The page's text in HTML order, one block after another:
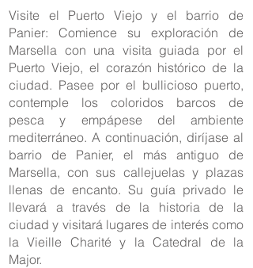
Visite el Puerto Viejo y el barrio de
Panier: Comience su exploración de
Marsella con una visita guiada por el
Puerto Viejo, el corazón histórico de la
ciudad. Pasee por el bullicioso puerto,
contemple los coloridos barcos de
pesca y empápese del ambiente
mediterráneo. A continuación, diríjase al
barrio de Panier, el más antiguo de
Marsella, con sus callejuelas y plazas
llenas de encanto. Su guía privado le
llevará a través de la historia de la
ciudad y visitará lugares de interés como
la Vieille Charité y la Catedral de la
Major.